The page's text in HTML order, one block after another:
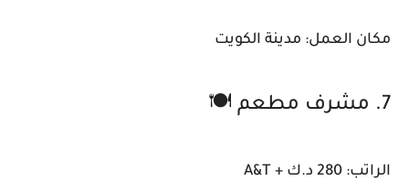
مكان العمل: مدينة الكويت
7. مشرف مطعم 🍽️
الراتب: 280 د.ك + A&T